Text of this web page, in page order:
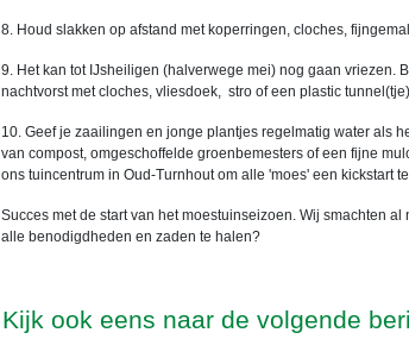
8. Houd slakken op afstand met koperringen, cloches,
9. Het kan tot IJsheiligen (halverwege mei) nog gaan
nachtvorst met cloches, vliesdoek, stro of een plastic
10. Geef je zaailingen en jonge plantjes regelmatig water als
van compost, omgeschoffelde groenbemesters of een fijne
ons tuincentrum in Oud-Turnhout om alle 'moes' een kickstart
Succes met de start van het moestuinseizoen. Wij smachten
alle benodigdheden en zaden te halen?
Kijk ook eens naar de volgende